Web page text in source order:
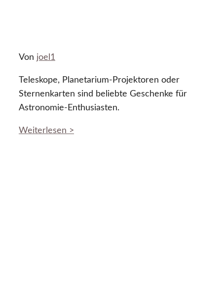
Von joel1
Teleskope, Planetarium-Projektoren oder
Sternenkarten sind beliebte Geschenke für
Astronomie-Enthusiasten.
Weiterlesen >